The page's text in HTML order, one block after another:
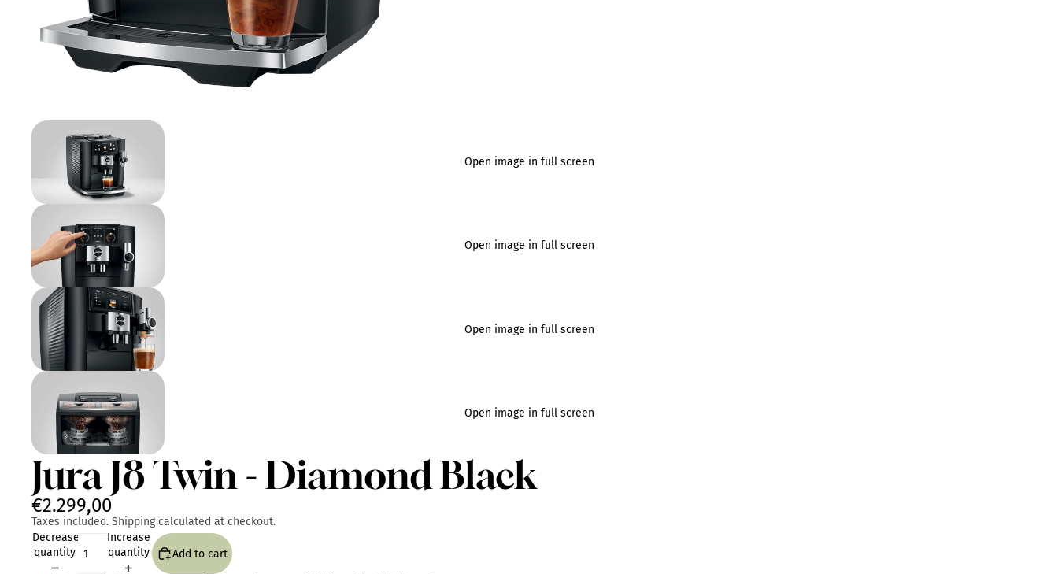
Open image in full screen
Open image in full screen
Open image in full screen
Open image in full screen
Jura J8 Twin - Diamond Black
€2.299,00
Taxes included. Shipping calculated at checkout.
Decrease
quantity
Increase
quantity
Add to cart